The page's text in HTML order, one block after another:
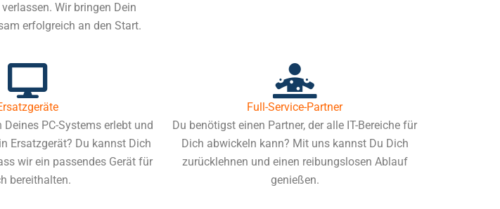
Wir bringen Dein
erfolgreich an den Start.
Deines PC-Systems erlebt und
Ersatzgerät? Du kannst Dich
wir ein passendes Gerät für
bereithalten.
Full-Service-Partner
Du benötigst einen Partner, der alle IT-Bereiche für
Dich abwickeln kann? Mit uns kannst Du Dich
zurücklehnen und einen reibungslosen Ablauf
genießen.